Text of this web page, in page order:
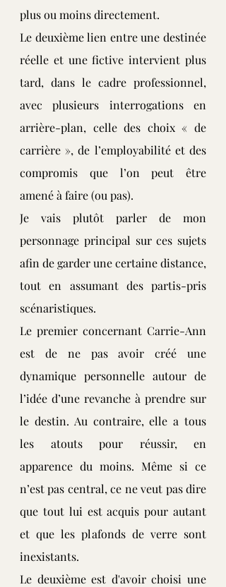
plus ou moins directement.
Le deuxième lien entre une destinée
réelle et une fictive intervient plus
tard, dans le cadre professionnel,
avec plusieurs interrogations en
arrière-plan, celle des choix « de
carrière », de l’employabilité et des
compromis que l’on peut être
amené à faire (ou pas).
Je vais plutôt parler de mon
personnage principal sur ces sujets
afin de garder une certaine distance,
tout en assumant des partis-pris
scénaristiques.
Le premier concernant Carrie-Ann
est de ne pas avoir créé une
dynamique personnelle autour de
l’idée d’une revanche à prendre sur
le destin. Au contraire, elle a tous
les atouts pour réussir, en
apparence du moins. Même si ce
n’est pas central, ce ne veut pas dire
que tout lui est acquis pour autant
et que les plafonds de verre sont
inexistants.
Le deuxième est d'avoir choisi une